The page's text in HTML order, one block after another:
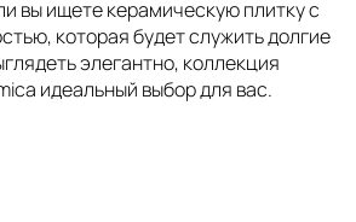
вы ищете керамическую плитку с
которая будет служить долгие
элегантно, коллекция
идеальный выбор для вас.